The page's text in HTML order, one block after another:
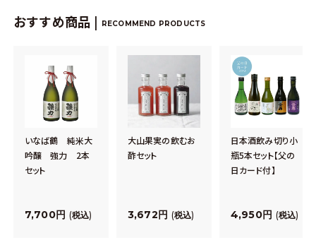
おすすめ商品 | RECOMMEND PRODUCTS
いなば鶴 純米大
吟醸 強力 2本
セット
7,700 税込
大山果実の飲むお
酢セット
3,672 税込
日本酒飲み切り小
瓶5本セット【父の
日カード付】
4,950 税込